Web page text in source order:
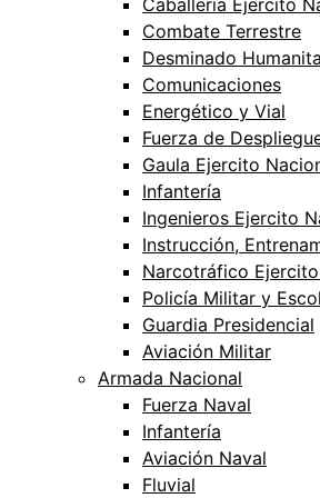
Caballería Ejercito
Combate Terrestre
Desminado
Comunicaciones
Energético y Vial
Fuerza de
Gaula Ejercito
Infantería
Ingenieros Ejercito
Instrucción,
Narcotráfico
Policía Militar y
Guardia Presidencial
Aviación Militar
Armada Nacional
Fuerza Naval
Infantería
Aviación Naval
Fluvial